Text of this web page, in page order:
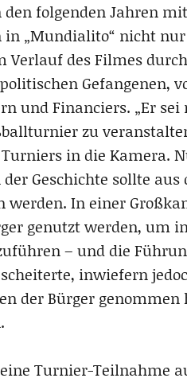
folgenden Jahren
„Mundialito“ nicht
Verlauf des Filmes
Gefangenen,
und Financiers. „Er
zu
Turniers in die Kamera.
Geschichte sollte
werden. In einer
genutzt werden, um
– und die
inwiefern
der Bürger
Turnier-Teilnahme